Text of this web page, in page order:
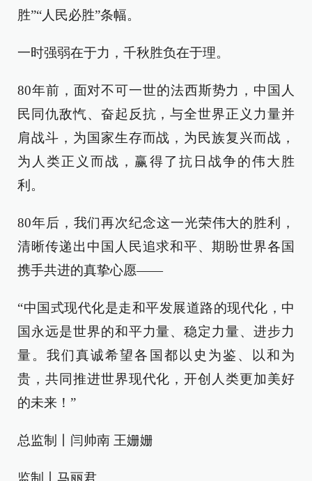
胜”“人民必胜”条幅。
一时强弱在于力，千秋胜负在于理。
80年前，面对不可一世的法西斯势力，中国人
民同仇敌忾、奋起反抗，与全世界正义力量并
肩战斗，为国家生存而战，为民族复兴而战，
为人类正义而战，赢得了抗日战争的伟大胜
利。
80年后，我们再次纪念这一光荣伟大的胜利，
清晰传递出中国人民追求和平、期盼世界各国
携手共进的真挚心愿——
“中国式现代化是走和平发展道路的现代化，中
国永远是世界的和平力量、稳定力量、进步力
量。我们真诚希望各国都以史为鉴、以和为
贵，共同推进世界现代化，开创人类更加美好
的未来！”
总监制丨闫帅南 王姗姗
监制丨马丽君